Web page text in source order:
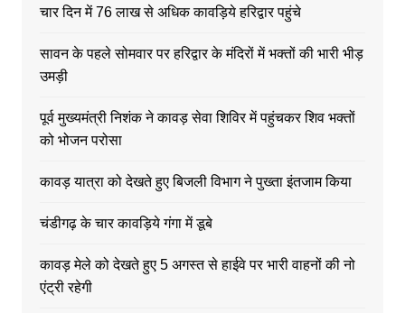
चार दिन में 76 लाख से अधिक कावड़िये हरिद्वार पहुंचे
सावन के पहले सोमवार पर हरिद्वार के मंदिरों में भक्तों की भारी भीड़
उमड़ी
पूर्व मुख्यमंत्री निशंक ने कावड़ सेवा शिविर में पहुंचकर शिव भक्तों
को भोजन परोसा
कावड़ यात्रा को देखते हुए बिजली विभाग ने पुख्ता इंतजाम किया
चंडीगढ़ के चार कावड़िये गंगा में डूबे
कावड़ मेले को देखते हुए 5 अगस्त से हाईवे पर भारी वाहनों की नो
एंट्री रहेगी